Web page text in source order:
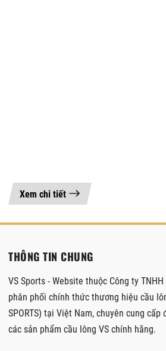
Xem chi tiết
THÔNG TIN CHUNG
VS Sports - Website thuộc Công ty
phân phối chính thức thương hiệu cầu
SPORTS) tại Việt Nam, chuyên cung cấp
các sản phẩm cầu lông VS chính hãng.